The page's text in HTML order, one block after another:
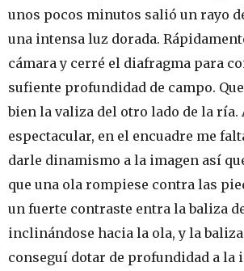
unos pocos minutos salió un rayo
una intensa luz dorada.
cámara y cerré el diafragma para
sufiente profundidad de campo.
bien la valiza del otro lado de la ría.
espectacular, en el encuadre me
darle dinamismo a la imagen así
que una ola rompiese contra las
un fuerte contraste entra la baliza
inclinándose hacia la ola, y la
conseguí dotar de profundidad a la